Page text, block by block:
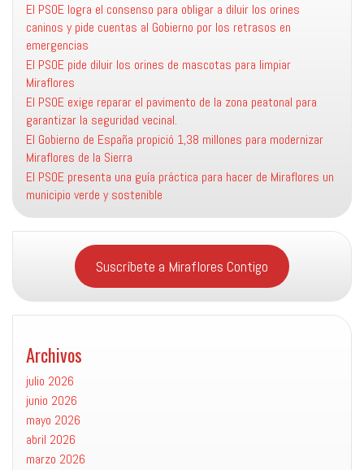
El PSOE logra el consenso para obligar a diluir los orines
caninos y pide cuentas al Gobierno por los retrasos en
emergencias
El PSOE pide diluir los orines de mascotas para limpiar
Miraflores
El PSOE exige reparar el pavimento de la zona peatonal para
garantizar la seguridad vecinal.
El Gobierno de España propició 1,38 millones para modernizar
Miraflores de la Sierra
El PSOE presenta una guía práctica para hacer de Miraflores un
municipio verde y sostenible
Suscríbete a Miraflores Contigo
Archivos
julio 2026
junio 2026
mayo 2026
abril 2026
marzo 2026